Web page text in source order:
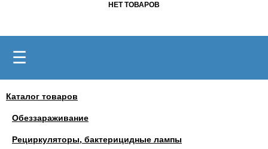
НЕТ ТОВАРОВ
☰
Каталог товаров
Обеззараживание
Рециркуляторы, бактерицидные лампы